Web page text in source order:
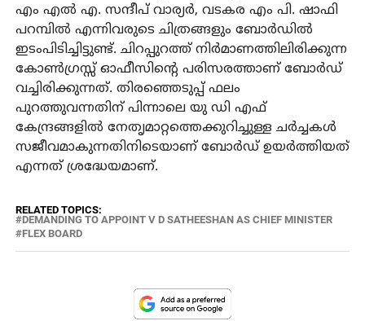
എം എല്‍ എ. സന്ദീപ് വാര്യര്‍, വടകര എം പി. ഷാഫി
പറമ്പില്‍ എന്നിവരുടെ ചിത്രങ്ങളും ബോര്‍ഡില്‍
ഇടംപിടിച്ചിട്ടുണ്ട്. ചിറപ്പുറത്ത് നിര്‍മാണത്തിലിരിക്കുന്ന
കോണ്‍ഗ്രസ്സ് ഓഫീസിന്റെ പരിസരത്താണ് ബോര്‍ഡ്
വച്ചിരിക്കുന്നത്. തിരഞ്ഞെടുപ്പ് ഫലം
പുറത്തുവന്നതിന് പിന്നാലെ യു ഡി എഫ്
കേന്ദ്രങ്ങളില്‍ നേതൃമാറ്റത്തെക്കുറിച്ചുള്ള ചര്‍ച്ചകള്‍
സജീവമാകുന്നതിനിടെയാണ് ബോര്‍ഡ് ഉയര്‍ത്തിയത്
എന്നത് ശ്രദ്ധേയമാണ്.
RELATED TOPICS:
DEMANDING TO APPOINT V D SATHEESHAN AS CHIEF MINISTER
FLEX BOARD